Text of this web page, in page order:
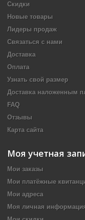
Скидки
Новые товары
Лидеры продаж
Связаться с нами
Доставка
Оплата
Узнать свой размер
Доставка наложенным
FAQ
Отзывы
Карта сайта
Моя учетная
Мои заказы
Мои платёжные
Мои адреса
Моя личная